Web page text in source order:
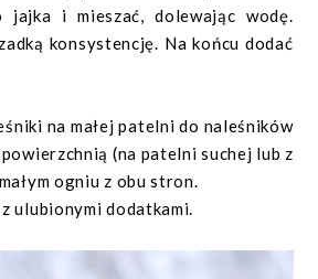
jajka i mieszać, dolewając wodę.
konsystencję. Na końcu dodać
na małej patelni do naleśników
(na patelni suchej lub z
ogniu z obu stron.
ulubionymi dodatkami.